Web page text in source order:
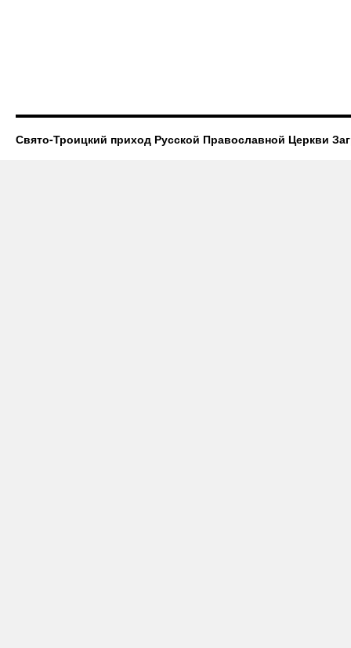
Свято-Троицкий приход Русской Православной Церкви